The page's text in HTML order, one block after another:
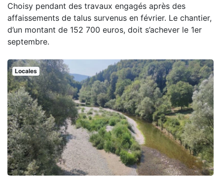
Choisy pendant des travaux engagés après des
affaissements de talus survenus en février. Le chantier,
d’un montant de 152 700 euros, doit s’achever le 1er
septembre.
Locales